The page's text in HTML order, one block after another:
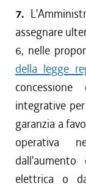
7.
assegnare
6, nelle
della legge
integrative
garanzia a
operativa
elettrica o